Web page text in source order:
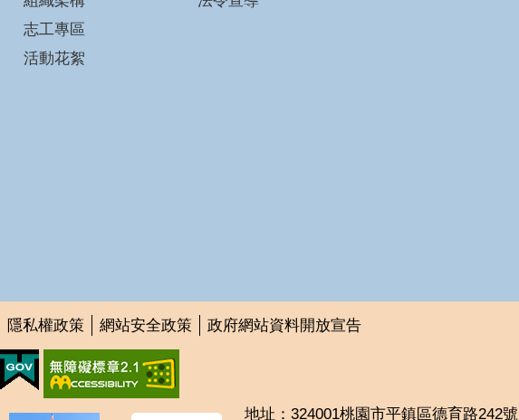
志工專區
活動花絮
隱私權政策 網站安全政策 政府網站資料開放宣告
地址：324001桃園市平鎮區德育路242號